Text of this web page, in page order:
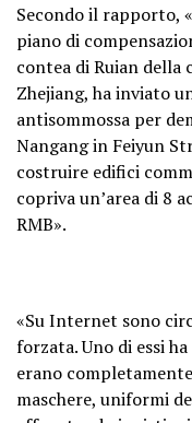
Secondo il rapporto,
piano di
contea di Ruian della
Zhejiang, ha inviato
antisommossa per
Nangang in Feiyun
costruire edifici
copriva un’area di 8
RMB».
«Su Internet sono
forzata. Uno di essi
erano
maschere, uniformi